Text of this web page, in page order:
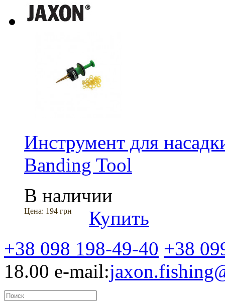
Инструмент для
Banding Tool
В наличии
Цена: 194 грн
Купить
+38 098 198-49-40 +38
18.00 e-mail: